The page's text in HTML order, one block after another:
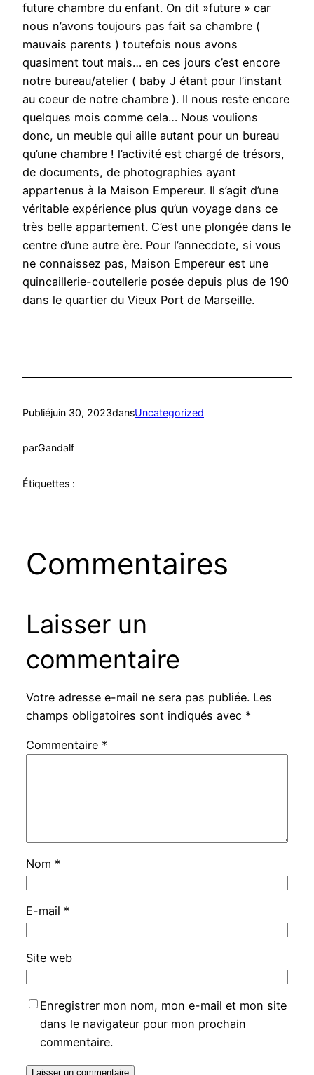
future chambre du enfant. On dit »future » car
nous n’avons toujours pas fait sa chambre (
mauvais parents ) toutefois nous avons
quasiment tout mais… en ces jours c’est encore
notre bureau/atelier ( baby J étant pour l’instant
au coeur de notre chambre ). Il nous reste encore
quelques mois comme cela… Nous voulions
donc, un meuble qui aille autant pour un bureau
qu’une chambre ! l’activité est chargé de trésors,
de documents, de photographies ayant
appartenus à la Maison Empereur. Il s’agit d’une
véritable expérience plus qu’un voyage dans ce
très belle appartement. C’est une plongée dans le
centre d’une autre ère. Pour l’annecdote, si vous
ne connaissez pas, Maison Empereur est une
quincaillerie-coutellerie posée depuis plus de 190
dans le quartier du Vieux Port de Marseille.
Publiéjuin 30, 2023dansUncategorized
parGandalf
Étiquettes :
Commentaires
Laisser un
commentaire
Votre adresse e-mail ne sera pas publiée. Les
champs obligatoires sont indiqués avec *
Commentaire *
Nom *
E-mail *
Site web
Enregistrer mon nom, mon e-mail et mon site
dans le navigateur pour mon prochain
commentaire.